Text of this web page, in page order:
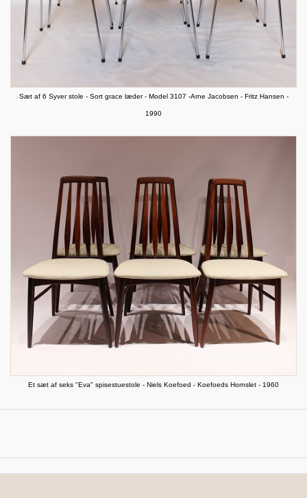
Sæt af 6 Syver stole - Sort grace læder - Model 3107 -Arne Jacobsen - Fritz Hansen -
1990
Et sæt af seks "Eva" spisestuestole - Niels Koefoed - Koefoeds Hornslet - 1960